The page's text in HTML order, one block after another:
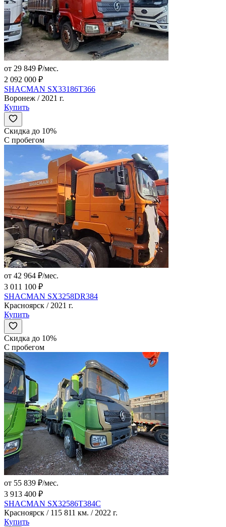
от 29 849 ₽/мес.
2 092 000 ₽
SHACMAN SX33186T366
Воронеж / 2021 г.
Купить
Скидка до 10%
С пробегом
от 42 964 ₽/мес.
3 011 100 ₽
SHACMAN SX3258DR384
Красноярск / 2021 г.
Купить
Скидка до 10%
С пробегом
от 55 839 ₽/мес.
3 913 400 ₽
SHACMAN SX32586T384C
Красноярск / 115 811 км. / 2022 г.
Купить